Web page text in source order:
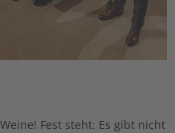
Fest steht: Es gibt nicht